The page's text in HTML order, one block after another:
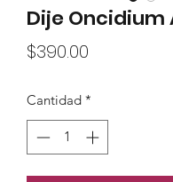
Dije Oncidium
$390.00
Cantidad *